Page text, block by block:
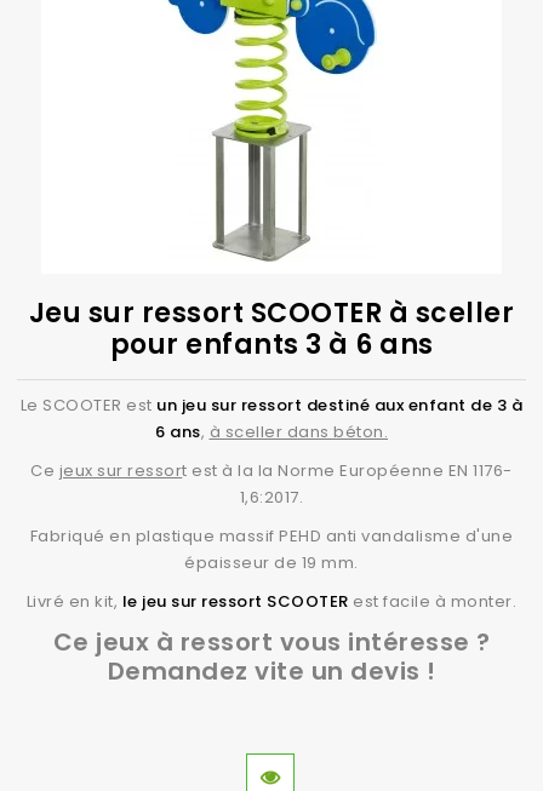
Jeu sur ressort SCOOTER à sceller
pour enfants 3 à 6 ans
Le SCOOTER est un jeu sur ressort destiné aux enfant de 3 à
6 ans, à sceller dans béton.
Ce jeux sur ressort est à la la Norme Européenne EN 1176-
1,6:2017.
Fabriqué en plastique massif PEHD anti vandalisme d'une
épaisseur de 19 mm.
Livré en kit, le jeu sur ressort SCOOTER est facile à monter.
Ce jeux à ressort vous intéresse ?
Demandez vite un devis !